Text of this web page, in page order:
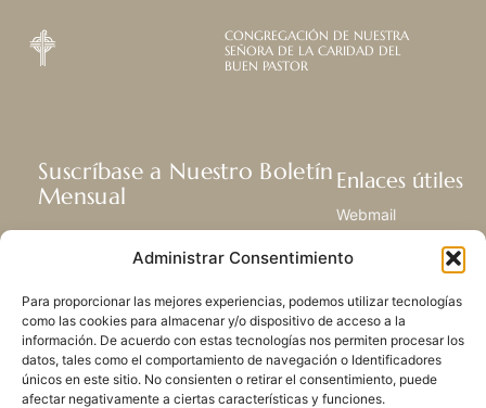
Administrar Consentimiento
Para proporcionar las mejores experiencias, podemos utilizar tecnologías
como las cookies para almacenar y/o dispositivo de acceso a la
información. De acuerdo con estas tecnologías nos permiten procesar los
datos, tales como el comportamiento de navegación o Identificadores
únicos en este sitio. No consienten o retirar el consentimiento, puede
afectar negativamente a ciertas características y funciones.
CONGREGACIÓN DE NUESTRA
SEÑORA DE LA CARIDAD DEL
BUEN PASTOR
Suscríbase a Nuestro Boletín
Mensual
Recibir las últimas noticias acerca de
nuestra vida, la misión y ministerios de
SUSCRIBIRSE
Enlaces útiles
Webmail
Centro de Recursos
Mapa del sitio